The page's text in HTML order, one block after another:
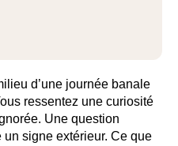
d’une journée banale
ressentez une curiosité
Une question
signe extérieur. Ce que